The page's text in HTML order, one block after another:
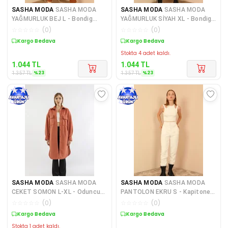
SASHA MODA SASHA MODA
YAĞMURLUK BEJ L - Bondig
Kumaş Uzun Kapüşonlu Kadın
(0)
Sepette %23 İndirim
1.044 TL
1.357TL %23
SASHA MODA SASHA MODA
YAĞMURLUK SİYAH XL - Bondig
Kumaş Uzun Kapüşonlu Kadın
(0)
Sepette %23 İndirim
Stokta 4 adet kaldı.
1.044 TL
1.357TL %23
SASHA MODA SASHA MODA
CEKET SOMON L-XL - Oduncu
Kumaş Gömlek Yaka Oversize/S
(0)
Sepette %23 İndirim
Stokta 1 adet kaldı.
SASHA MODA SASHA MODA
PANTOLON EKRU S - Kapitone
Kumaş Kadın Alt Pantolon
(0)
Sepette %23 İndirim